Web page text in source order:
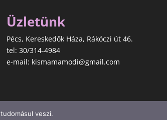
Üzletünk
Pécs, Kereskedők Háza, Rákóczi út 46.
tel: 30/314-4984
e-mail: kismamamodi@gmail.com
veszi.